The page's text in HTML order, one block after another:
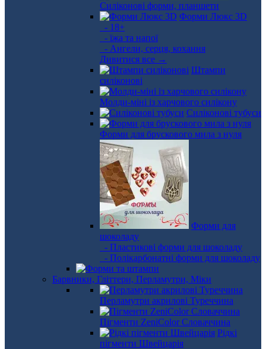
Силіконові форми, планшети
Форми Люкс 3D
- 18+
- їжа та напої
- Ангели, серця, кохання
Дивитися все →
Штампи
силіконові
Молди-міні із харчового силікону
Силіконові тубуси
Форми для брускового мила з нуля
Форми для
шоколаду
- Пластикові форми для шоколаду
- Полікарбонатні форми для шоколаду
Барвники, Гліттери, Перламутри, Міки
Перламутри акрилові Туреччина
Пігменти ZeniColor Словаччина
Рідкі
пігменти Швейцарія